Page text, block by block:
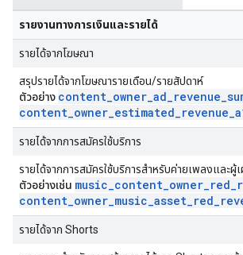
รายงานทางการเงินและรายได้
รายได้จากโฆษณา
สรุปรายได้จากโฆษณารายเดือน/รายสัปดาห์
ตัวอย่าง content_owner_ad_revenue_
content_owner_estimated_revenue_
รายได้จากการสมัครใช้บริการ
รายได้จากการสมัครใช้บริการสำหรับค่ายเพลงและผู้
ตัวอย่างเช่น music_content_owner_red_
content_owner_music_asset_red_
รายได้จาก Shorts